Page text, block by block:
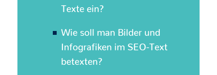
Texte ein?
Wie soll man Bilder und
Infografiken im SEO-Text
betexten?